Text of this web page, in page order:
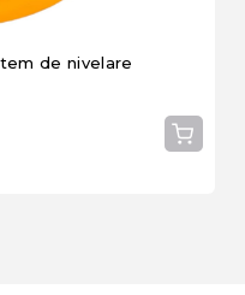
de nivelare